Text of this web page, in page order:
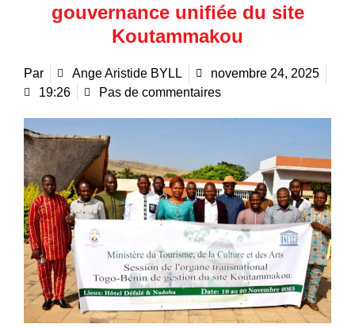
gouvernance unifiée du site
Koutammakou
Par Ange Aristide BYLL
novembre 24, 2025
19:26
Pas de commentaires